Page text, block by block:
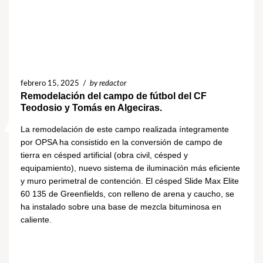
febrero 15, 2025 / by redactor
Remodelación del campo de fútbol del CF
Teodosio y Tomás en Algeciras.
La remodelación de este campo realizada íntegramente
por OPSA ha consistido en la conversión de campo de
tierra en césped artificial (obra civil, césped y
equipamiento), nuevo sistema de iluminación más eficiente
y muro perimetral de contención. El césped Slide Max Elite
60 135 de Greenfields, con relleno de arena y caucho, se
ha instalado sobre una base de mezcla bituminosa en
caliente.